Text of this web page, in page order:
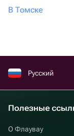
В Томске
Русский
Полезные
О Флаувау